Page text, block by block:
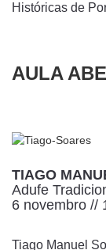
Históricas de
AULA
TIAGO
Adufe
6 novembro //
Tiago Manuel